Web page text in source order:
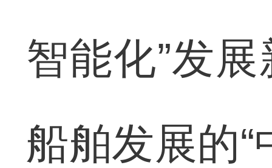
智能化”发
船舶发展的